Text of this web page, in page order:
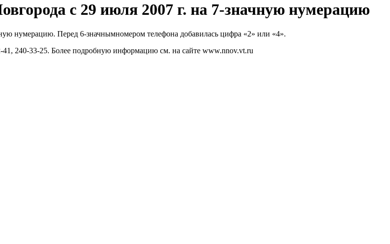
с 29 июля 2007 г. на 7-значную нумерацию
нумерацию. Перед 6-значнымномером телефона добавилась цифра «2» или «4».
240-33-25. Более подробную информацию см. на сайте www.nnov.vt.ru